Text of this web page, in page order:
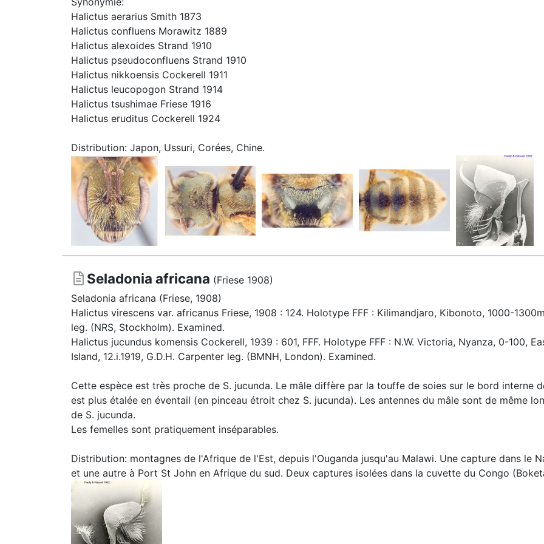
Halictus aerarius Smith 1873
Halictus confluens Morawitz 1889
Halictus alexoides Strand 1910
Halictus pseudoconfluens Strand 1910
Halictus nikkoensis Cockerell 1911
Halictus leucopogon Strand 1914
Halictus tsushimae Friese 1916
Halictus eruditus Cockerell 1924
Distribution: Japon, Ussuri, Corées, Chine.
Seladonia africana (Friese 1908)
Seladonia africana (Friese, 1908)
Halictus virescens var. africanus Friese, 1908 : 124. Holotype FFF : Kilimandjaro, Kibonoto, 1000-
leg. (NRS, Stockholm). Examined.
Halictus jucundus komensis Cockerell, 1939 : 601, FFF. Holotype FFF : N.W. Victoria, Nyanza, 0-100,
Island, 12.i.1919, G.D.H. Carpenter leg. (BMNH, London). Examined.
Cette espèce est très proche de S. jucunda. Le mâle diffère par la touffe de soies sur le bord interne
est plus étalée en éventail (en pinceau étroit chez S. jucunda). Les antennes du mâle sont de même
de S. jucunda.
Les femelles sont pratiquement inséparables.
Distribution: montagnes de l'Afrique de l'Est, depuis l'Ouganda jusqu'au Malawi. Une capture dans le
et une autre à Port St John en Afrique du sud. Deux captures isolées dans la cuvette du Congo